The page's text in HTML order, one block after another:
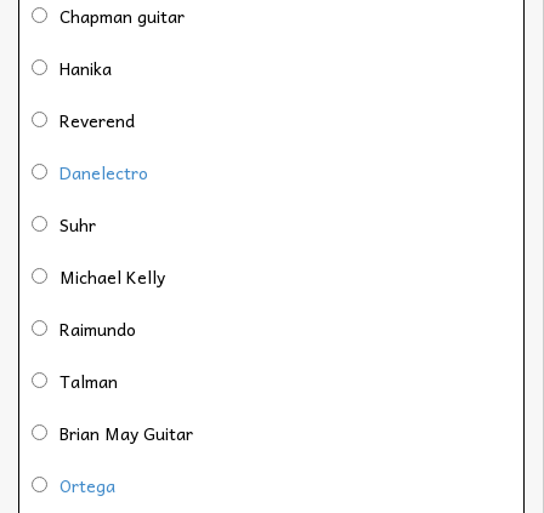
Chapman guitar
Hanika
Reverend
Danelectro
Suhr
Michael Kelly
Raimundo
Talman
Brian May Guitar
Ortega